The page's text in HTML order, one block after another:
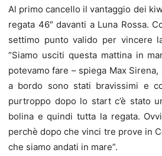
Al primo cancello il vantaggio dei
regata 46″ davanti a Luna Rossa.
settimo punto valido per vincere
“Siamo usciti questa mattina in
potevamo fare – spiega Max
a bordo sono stati bravissimi e
purtroppo dopo lo start c’è stato
bolina e quindi tutta la regata.
perchè dopo che vinci tre prove in
che siamo andati in mare”.